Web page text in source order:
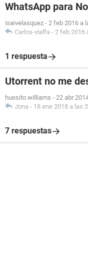
WhatsApp para
isaivelasquez - 2 feb 2016 a
Carlos-vialfa - 2 feb 2016
1 respuesta
Utorrent no me
huesito williams - 22 abr
Jona - 18 ene 2018 a las
7 respuestas